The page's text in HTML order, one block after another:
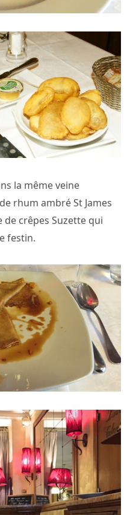
la même veine
rhum ambré St James
crêpes Suzette qui
festin.